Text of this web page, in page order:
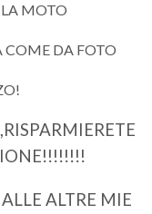
MOTO
COME DA FOTO
ALTRE MIE